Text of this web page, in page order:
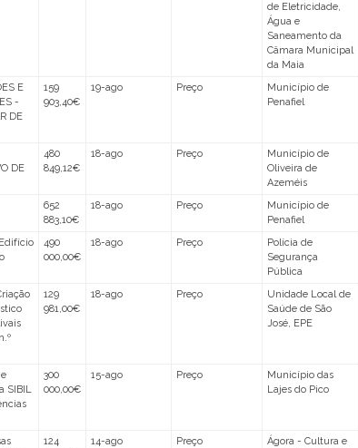
de Eletricidade,
Água e
Saneamento da
Câmara Municipal
da Maia
E
-
DE
159
903,40€
19-ago Preço
Município de
Penafiel
DE
480
849,12€
18-ago Preço
Município de
Oliveira de
Azeméis
652
883,10€
18-ago Preço
Município de
Penafiel
490
000,00€
18-ago Preço
Polícia de
Segurança
Pública
129
981,00€
18-ago Preço
Unidade Local de
Saúde de São
José, EPE
SIBIL
300
000,00€
15-ago Preço
Município das
Lajes do Pico
124
14-ago Preço
Ágora - Cultura e